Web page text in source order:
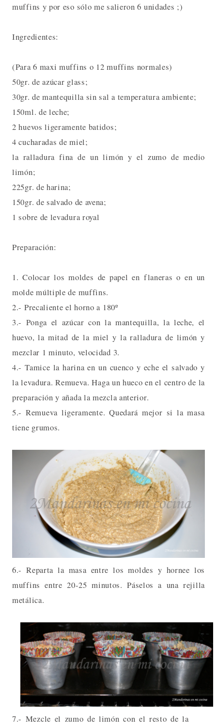
muffins y por eso sólo me salieron 6 unidades ;)
Ingredientes:
(Para 6 maxi muffins o 12 muffins normales)
50gr. de azúcar glass;
30gr. de mantequilla sin sal a temperatura ambiente;
150ml. de leche;
2 huevos ligeramente batidos;
4 cucharadas de miel;
la ralladura fina de un limón y el zumo de medio
limón;
225gr. de harina;
150gr. de salvado de avena;
1 sobre de levadura royal
Preparación:
1. Colocar los moldes de papel en flaneras o en un
molde múltiple de muffins.
2.- Precaliente el horno a 180º
3.- Ponga el azúcar con la mantequilla, la leche, el
huevo, la mitad de la miel y la ralladura de limón y
mezclar 1 minuto, velocidad 3.
4.- Tamice la harina en un cuenco y eche el salvado y
la levadura. Remueva. Haga un hueco en el centro de la
preparación y añada la mezcla anterior.
5.- Remueva ligeramente. Quedará mejor si la masa
tiene grumos.
6.- Reparta la masa entre los moldes y hornee los
muffins entre 20-25 minutos. Páselos a una rejilla
metálica.
7.- Mezcle el zumo de limón con el resto de la